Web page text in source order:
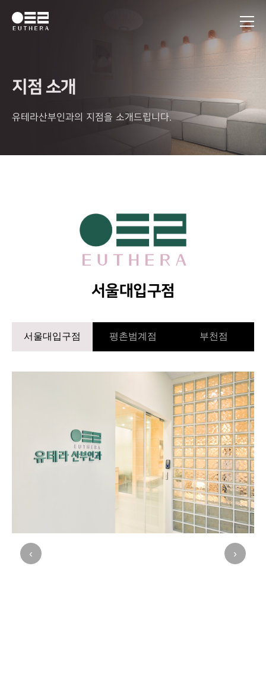
지점 소개
유테라산부인과의 지점을 소개드립니다.
서울대입구점
서울대입구점 평촌범계점 부천점
‹ ›